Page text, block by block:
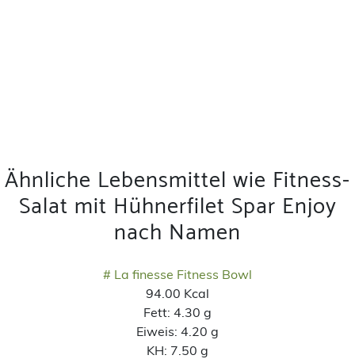
Ähnliche Lebensmittel wie Fitness-
Salat mit Hühnerfilet Spar Enjoy
nach Namen
# La finesse Fitness Bowl
94.00 Kcal
Fett: 4.30 g
Eiweis: 4.20 g
KH: 7.50 g